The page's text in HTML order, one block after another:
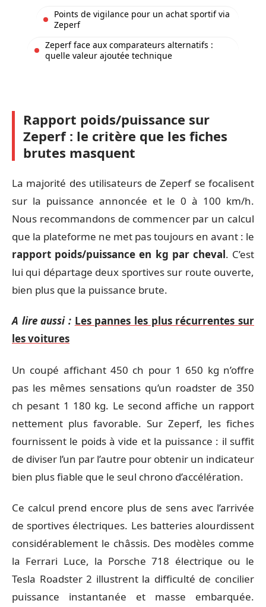
Points de vigilance pour un achat sportif via
Zeperf
Zeperf face aux comparateurs alternatifs :
quelle valeur ajoutée technique
Rapport poids/puissance sur
Zeperf : le critère que les fiches
brutes masquent
La majorité des utilisateurs de Zeperf se focalisent
sur la puissance annoncée et le 0 à 100 km/h.
Nous recommandons de commencer par un calcul
que la plateforme ne met pas toujours en avant : le
rapport poids/puissance en kg par cheval. C’est
lui qui départage deux sportives sur route ouverte,
bien plus que la puissance brute.
A lire aussi : Les pannes les plus récurrentes sur
les voitures
Un coupé affichant 450 ch pour 1 650 kg n’offre
pas les mêmes sensations qu’un roadster de 350
ch pesant 1 180 kg. Le second affiche un rapport
nettement plus favorable. Sur Zeperf, les fiches
fournissent le poids à vide et la puissance : il suffit
de diviser l’un par l’autre pour obtenir un indicateur
bien plus fiable que le seul chrono d’accélération.
Ce calcul prend encore plus de sens avec l’arrivée
de sportives électriques. Les batteries alourdissent
considérablement le châssis. Des modèles comme
la Ferrari Luce, la Porsche 718 électrique ou le
Tesla Roadster 2 illustrent la difficulté de concilier
puissance instantanée et masse embarquée.